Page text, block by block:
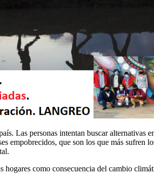
Las personas intentan buscar
empobrecidos, que son los que más
hogares como consecuencia del cambio